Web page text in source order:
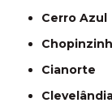
Cerro Azul
Cianorte